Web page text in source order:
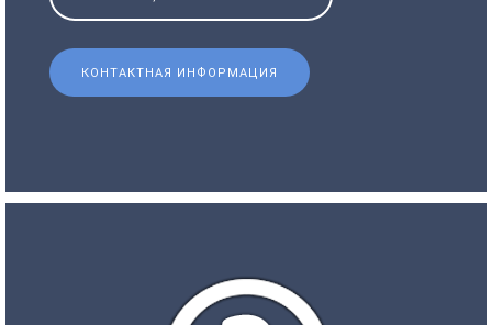
КОНТАКТНАЯ ИНФОРМАЦИЯ